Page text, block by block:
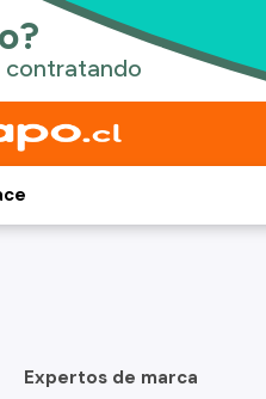
Expertos de marca